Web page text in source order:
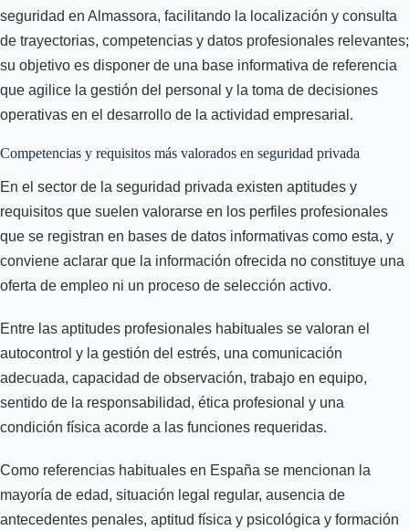
seguridad en Almassora, facilitando la localización y consulta
de trayectorias, competencias y datos profesionales relevantes;
su objetivo es disponer de una base informativa de referencia
que agilice la gestión del personal y la toma de decisiones
operativas en el desarrollo de la actividad empresarial.
Competencias y requisitos más valorados en seguridad privada
En el sector de la seguridad privada existen aptitudes y
requisitos que suelen valorarse en los perfiles profesionales
que se registran en bases de datos informativas como esta, y
conviene aclarar que la información ofrecida no constituye una
oferta de empleo ni un proceso de selección activo.
Entre las aptitudes profesionales habituales se valoran el
autocontrol y la gestión del estrés, una comunicación
adecuada, capacidad de observación, trabajo en equipo,
sentido de la responsabilidad, ética profesional y una
condición física acorde a las funciones requeridas.
Como referencias habituales en España se mencionan la
mayoría de edad, situación legal regular, ausencia de
antecedentes penales, aptitud física y psicológica y formación